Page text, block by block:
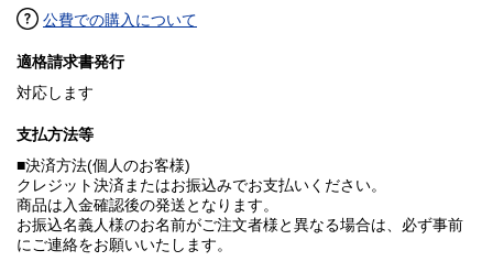
公費での購入について
適格請求書発行
対応します
支払方法等
■決済方法(個人のお客様)
クレジット決済またはお振込みでお支払いください。
商品は入金確認後の発送となります。
お振込名義人様のお名前がご注文者様と異なる場合は、必ず事前
にご連絡をお願いいたします。